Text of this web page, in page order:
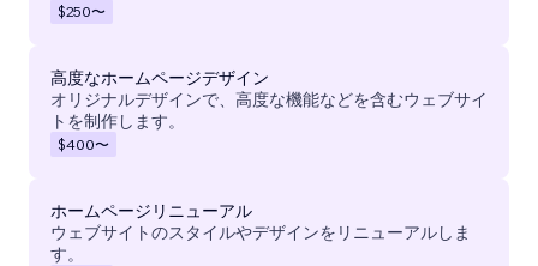
$250〜
高度なホームページデザイン
オリジナルデザインで、高度な機能などを含むウェブサイ
トを制作します。
$400〜
ホームページリニューアル
ウェブサイトのスタイルやデザインをリニューアルしま
す。